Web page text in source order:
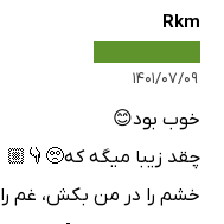
Rkm
۱۴۰۱/۰۷/۰۹
خوب بود😊
چقد زیبا میگه که🥺👇🏼
خشم را در من بکش، غم را